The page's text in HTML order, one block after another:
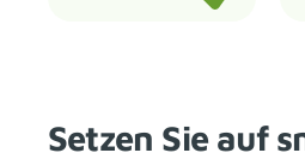
Setzen Sie auf